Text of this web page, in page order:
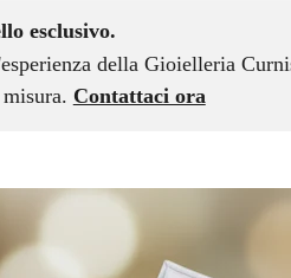
esclusivo.
della Gioielleria
Contattaci ora